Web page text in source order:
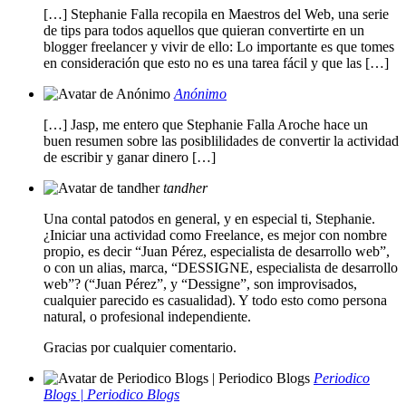
[…] Stephanie Falla recopila en Maestros del Web, una serie
de tips para todos aquellos que quieran convertirte en un
blogger freelancer y vivir de ello: Lo importante es que tomes
en consideración que esto no es una tarea fácil y que las […]
Anónimo
[…] Jasp, me entero que Stephanie Falla Aroche hace un
buen resumen sobre las posiblilidades de convertir la actividad
de escribir y ganar dinero […]
tandher
Una contal patodos en general, y en especial ti, Stephanie.
¿Iniciar una actividad como Freelance, es mejor con nombre
propio, es decir “Juan Pérez, especialista de desarrollo web”,
o con un alias, marca, “DESSIGNE, especialista de desarrollo
web”? (“Juan Pérez”, y “Dessigne”, son improvisados,
cualquier parecido es casualidad). Y todo esto como persona
natural, o profesional independiente.
Gracias por cualquier comentario.
Periodico
Blogs | Periodico Blogs